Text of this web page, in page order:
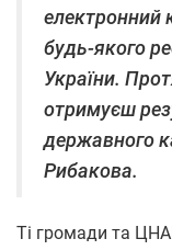
електронний
будь-якого
України.
отримуєш
державного
Рибакова.
Ті громади та